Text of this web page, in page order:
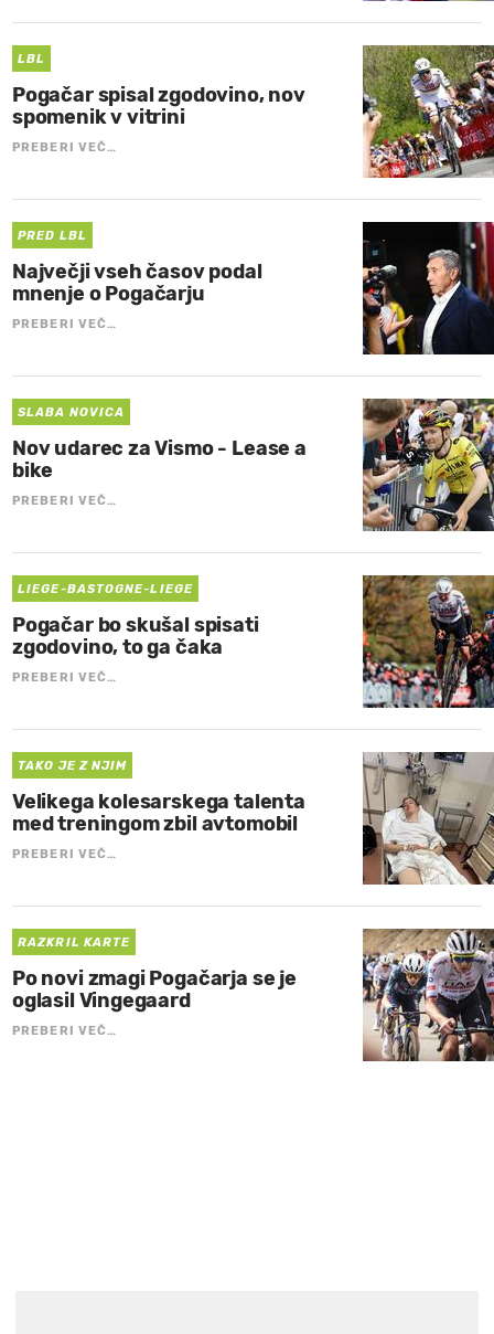
LBL
Pogačar spisal zgodovino, nov
spomenik v vitrini
PREBERI VEČ…
PRED LBL
Največji vseh časov podal
mnenje o Pogačarju
PREBERI VEČ…
SLABA NOVICA
Nov udarec za Vismo - Lease a
bike
PREBERI VEČ…
LIEGE-BASTOGNE-LIEGE
Pogačar bo skušal spisati
zgodovino, to ga čaka
PREBERI VEČ…
TAKO JE Z NJIM
Velikega kolesarskega talenta
med treningom zbil avtomobil
PREBERI VEČ…
RAZKRIL KARTE
Po novi zmagi Pogačarja se je
oglasil Vingegaard
PREBERI VEČ…